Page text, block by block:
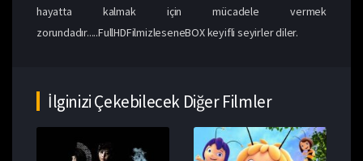
hayatta kalmak için mücadele vermek
zorundadır.....FullHDFilmizleseneBOX keyifli seyirler diler.
İlginizi Çekebilecek Diğer Filmler